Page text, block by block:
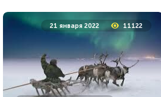
21 января 2022 11122